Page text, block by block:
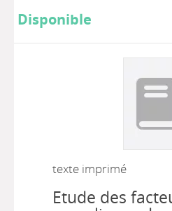
Disponible
texte imprimé
Etude des